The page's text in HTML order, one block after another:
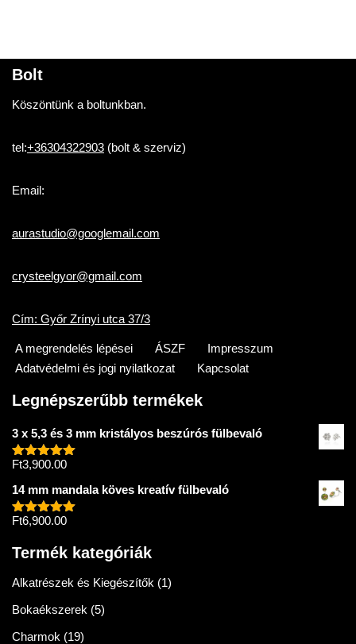
Bolt
Köszöntünk a boltunkban.
tel:+36304322903 (bolt & szerviz)
Email:
aurastudio@googlemail.com
crysteelgyor@gmail.com
Cím: Győr Zrínyi utca 37/3
A megrendelés lépései ÁSZF
Impresszum
Adatvédelmi és jogi nyilatkozat
Kapcsolat
Legnépszerűbb termékek
3 x 5,3 és 3 mm kristályos beszúrós fülbevaló
Értékelés:
Ft3,900.00
14 mm mandala köves kreatív fülbevaló
Értékelés:
Ft6,900.00
Termék kategóriák
Alkatrészek és Kiegészítők (1)
Bokaékszerek (5)
Charmok (19)